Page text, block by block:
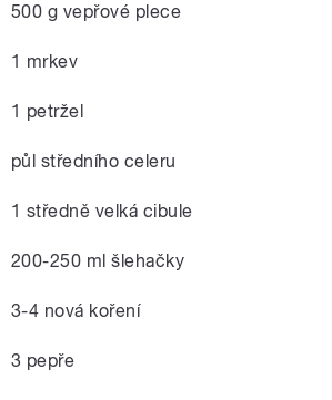
500 g vepřové plece
1 mrkev
1 petržel
půl středního celeru
1 středně velká cibule
200-250 ml šlehačky
3-4 nová koření
3 pepře